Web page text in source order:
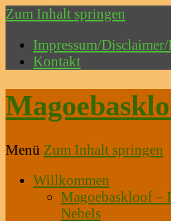
Zum Inhalt springen
Impressum/
Kontakt
Menü Zum Inhalt springen
Willkommen
Magoebaskloof –
Nebels